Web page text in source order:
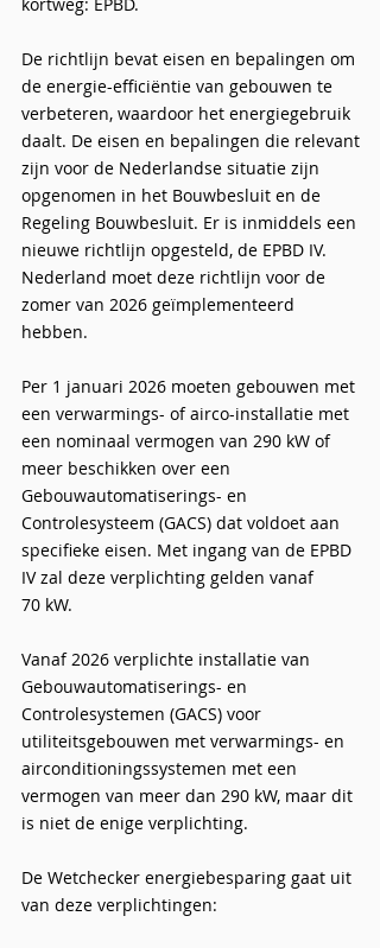
De richtlijn bevat eisen en bepalingen om
de energie-efficiëntie van gebouwen te
verbeteren, waardoor het energiegebruik
daalt. De eisen en bepalingen die relevant
zijn voor de Nederlandse situatie zijn
opgenomen in het Bouwbesluit en de
Regeling Bouwbesluit. Er is inmiddels een
nieuwe richtlijn opgesteld, de EPBD IV.
Nederland moet deze richtlijn voor de
zomer van 2026 geïmplementeerd
hebben.
Per 1 januari 2026 moeten gebouwen met
een verwarmings- of airco-installatie met
een nominaal vermogen van 290 kW of
meer beschikken over een
Gebouwautomatiserings- en
Controlesysteem (GACS) dat voldoet aan
specifieke eisen. Met ingang van de EPBD
IV zal deze verplichting gelden vanaf
70 kW.
Vanaf 2026 verplichte installatie van
Gebouwautomatiserings- en
Controlesystemen (GACS) voor
utiliteitsgebouwen met verwarmings- en
airconditioningssystemen met een
vermogen van meer dan 290 kW, maar dit
is niet de enige verplichting.
De Wetchecker energiebesparing gaat uit
van deze verplichtingen: